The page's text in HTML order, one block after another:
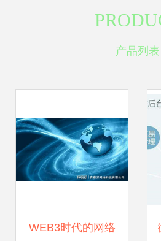
产品列表
WEB3时代的网络